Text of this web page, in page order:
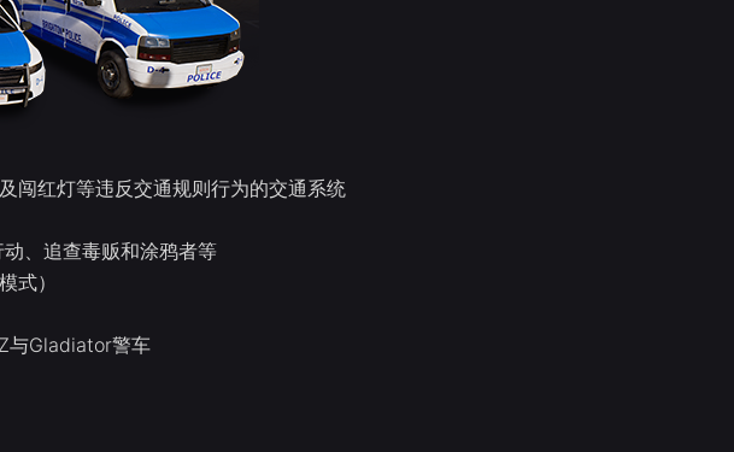
闯红灯等违反交通规则行为的交通系统
、追查毒贩和涂鸦者等
式）
与Gladiator警车